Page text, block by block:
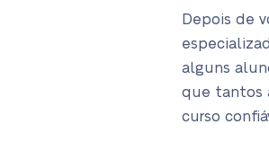
Depois de
alguns
que tantos
curso